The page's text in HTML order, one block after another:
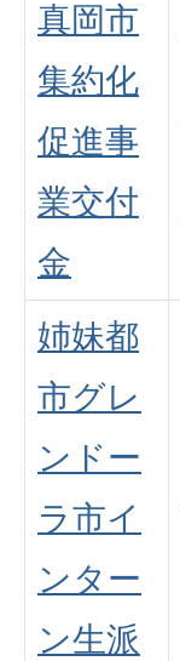
真岡市
集約化
促進事
業交付
金
姉妹都
市グレ
ンドー
ラ市イ
ンター
ン生派